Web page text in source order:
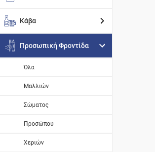
Κάβα
Προσωπική Φροντίδα
Όλα
Μαλλιών
Σώματος
Προσώπου
Χεριών